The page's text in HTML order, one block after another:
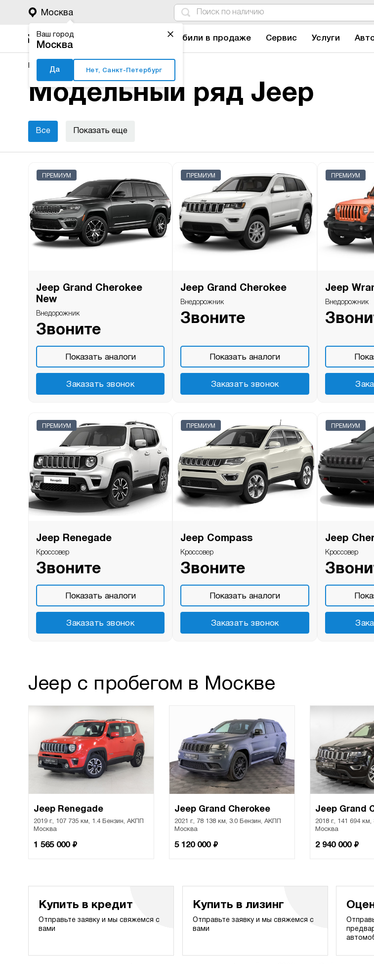
Москва
Ваш город
Москва
Да Нет, Санкт-Петербург
Автомобили в продаже Сервис Услуги
Major Auto
Модельный ряд Jeep
Все Показать еще
ПРЕМИУМ
Jeep Grand Cherokee
New
Внедорожник
Звоните
Показать аналоги
Заказать звонок
ПРЕМИУМ
Jeep Grand Cherokee
Внедорожник
Звоните
Показать аналоги
Заказать звонок
ПРЕМИУМ
Jeep
Внедорожник
ПРЕМИУМ
Jeep Renegade
Кроссовер
Звоните
Показать аналоги
Заказать звонок
ПРЕМИУМ
Jeep Compass
Кроссовер
Звоните
Показать аналоги
Заказать звонок
ПРЕМИУМ
Jeep
Кроссовер
Jeep с пробегом в Москве
Jeep Renegade
2019 г., 107 735 км, 1.4 Бензин, АКПП
Москва
1 565 000 ₽
Jeep Grand Cherokee
2021 г., 78 138 км, 3.0 Бензин, АКПП
Москва
5 120 000 ₽
Jeep Grand
2018 г., 141 694
Москва
2 940 000 ₽
Купить в кредит
Отправьте заявку и мы свяжемся с
вами
Купить в лизинг
Отправьте заявку и мы свяжемся с
вами